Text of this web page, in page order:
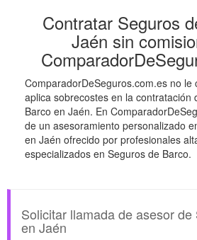
Contratar Seguros
Jaén sin
ComparadorDeSeguros.com.es no le
aplica sobrecostes en la contratación
Barco en Jaén. En
de un asesoramiento personalizado
en Jaén ofrecido por profesionales
especializados en Seguros de Barco.
Solicitar llamada de asesor
en Jaén